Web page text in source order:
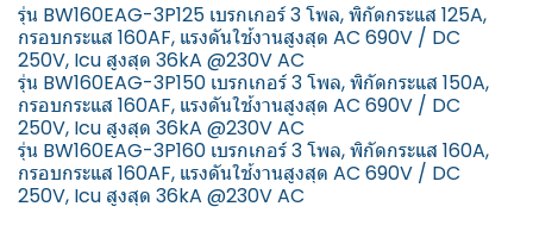
รุ่น BW160EAG-3P125 เบรกเกอร์ 3 โพล, พิกัดกระแส 125A,
กรอบกระแส 160AF, แรงดันใช้งานสูงสุด AC 690V / DC
250V, Icu สูงสุด 36kA @230V AC
รุ่น BW160EAG-3P150 เบรกเกอร์ 3 โพล, พิกัดกระแส 150A,
กรอบกระแส 160AF, แรงดันใช้งานสูงสุด AC 690V / DC
250V, Icu สูงสุด 36kA @230V AC
รุ่น BW160EAG-3P160 เบรกเกอร์ 3 โพล, พิกัดกระแส 160A,
กรอบกระแส 160AF, แรงดันใช้งานสูงสุด AC 690V / DC
250V, Icu สูงสุด 36kA @230V AC